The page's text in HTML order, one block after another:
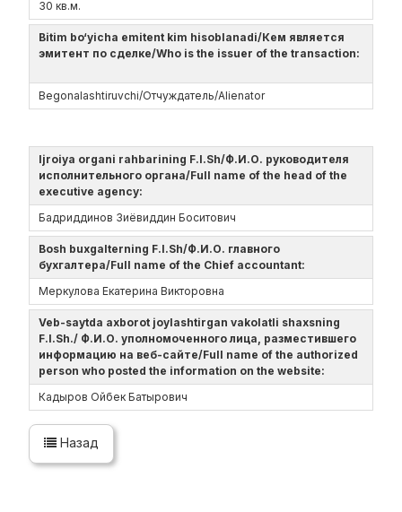
30 кв.м.
Bitim bo‘yicha emitent kim hisoblanadi/Кем является
эмитент по сделке/Who is the issuer of the transaction:
Begonalashtiruvchi/Отчуждатель/Alienator
Ijroiya organi rahbarining F.I.Sh/Ф.И.О. руководителя
исполнительного органа/Full name of the head of the
executive agency:
Бадриддинов Зиёвиддин Боситович
Bosh buxgalterning F.I.Sh/Ф.И.О. главного
бухгалтера/Full name of the Chief accountant:
Меркулова Екатерина Викторовна
Veb-saytda axborot joylashtirgan vakolatli shaxsning
F.I.Sh./ Ф.И.О. уполномоченного лица, разместившего
информацию на веб-сайте/Full name of the authorized
person who posted the information on the website:
Кадыров Ойбек Батырович
Назад